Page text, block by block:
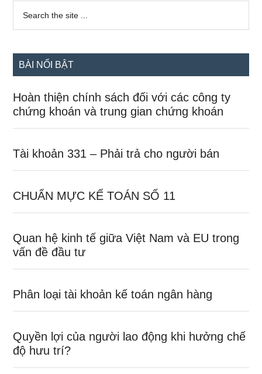
Sidebar
chính
...
BÀI NỔI BẬT
Hoàn thiện chính sách đối với các công ty
chứng khoán và trung gian chứng khoán
Tài khoản 331 – Phải trả cho người bán
CHUẨN MỰC KẾ TOÁN SỐ 11
Quan hệ kinh tế giữa Việt Nam và EU trong
vấn đề đầu tư
Phân loại tài khoản kế toán ngân hàng
Quyền lợi của người lao động khi hưởng chế
độ hưu trí?